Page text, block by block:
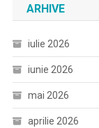
ARHIVE
iulie 2026
iunie 2026
mai 2026
aprilie 2026